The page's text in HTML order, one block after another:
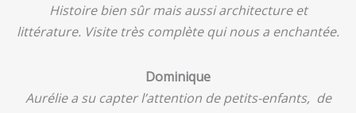
Histoire bien sûr mais aussi architecture et
littérature. Visite très complète qui nous a enchantée.
Dominique
Aurélie a su capter l’attention de petits-enfants, de